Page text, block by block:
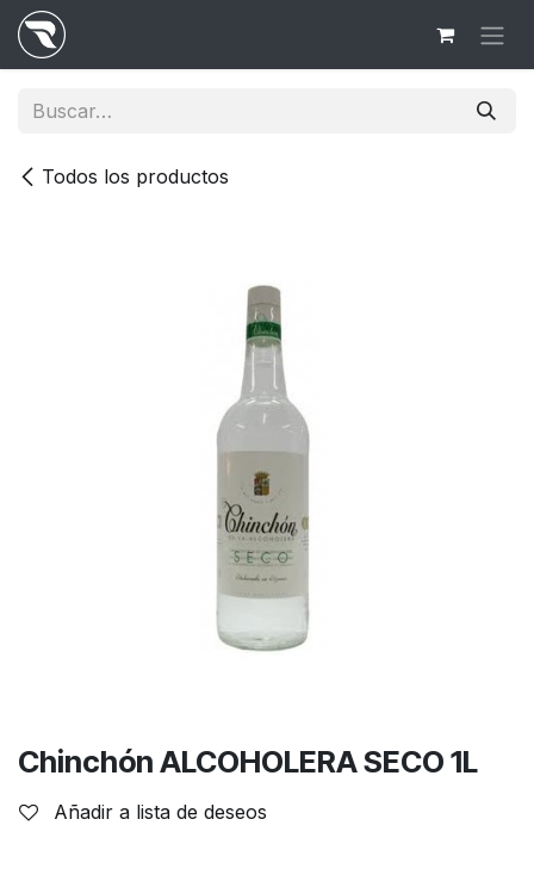
Ir al contenido
Todos los productos
Chinchón ALCOHOLERA SECO 1L
Añadir a lista de deseos